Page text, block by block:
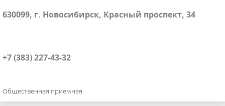
630099, г. Новосибирск, Красный проспект, 34
+7 (383) 227-43-32
Общественная приемная